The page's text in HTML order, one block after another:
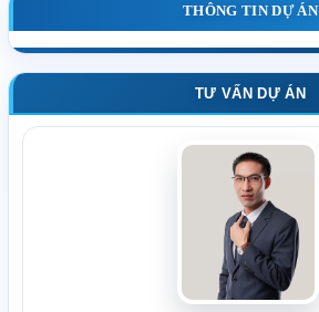
THÔNG TIN DỰ ÁN
TƯ VẤN DỰ ÁN